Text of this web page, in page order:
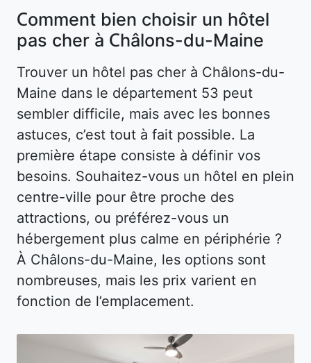
Comment bien choisir un hôtel
pas cher à Châlons-du-Maine
Trouver un hôtel pas cher à Châlons-du-
Maine dans le département 53 peut
sembler difficile, mais avec les bonnes
astuces, c’est tout à fait possible. La
première étape consiste à définir vos
besoins. Souhaitez-vous un hôtel en plein
centre-ville pour être proche des
attractions, ou préférez-vous un
hébergement plus calme en périphérie ?
À Châlons-du-Maine, les options sont
nombreuses, mais les prix varient en
fonction de l’emplacement.